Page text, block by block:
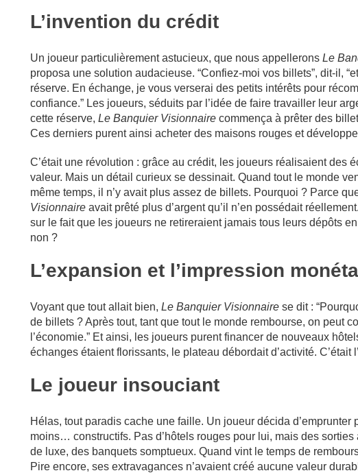
L’invention du crédit
Un joueur particulièrement astucieux, que nous appellerons Le
proposa une solution audacieuse. “Confiez-moi vos billets”, dit-il,
réserve. En échange, je vous verserai des petits intérêts pour
confiance.” Les joueurs, séduits par l’idée de faire travailler leur
cette réserve, Le Banquier Visionnaire commença à prêter des
Ces derniers purent ainsi acheter des maisons rouges et
C’était une révolution : grâce au crédit, les joueurs réalisaient des
valeur. Mais un détail curieux se dessinait. Quand tout le monde
même temps, il n’y avait plus assez de billets. Pourquoi ? Parce
Visionnaire avait prêté plus d’argent qu’il n’en possédait
sur le fait que les joueurs ne retireraient jamais tous leurs dépôts
non ?
L’expansion et l’impression
Voyant que tout allait bien, Le Banquier Visionnaire se dit :
de billets ? Après tout, tant que tout le monde rembourse, on peut
l’économie.” Et ainsi, les joueurs purent financer de nouveaux
échanges étaient florissants, le plateau débordait d’activité. C’était
Le joueur insouciant
Hélas, tout paradis cache une faille. Un joueur décida d’emprunter
moins… constructifs. Pas d’hôtels rouges pour lui, mais des
de luxe, des banquets somptueux. Quand vint le temps de
Pire encore, ses extravagances n’avaient créé aucune valeur